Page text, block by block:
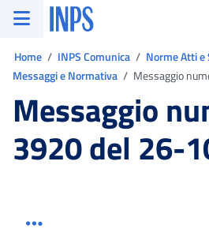
Vai al menu principale
Vai al contenuto principale
Vai al pie' di pagina
INPS ()
Home INPS Comunica Norme Atti e
Messaggi e Normativa
Messaggio
Messaggio
3920 del 26-